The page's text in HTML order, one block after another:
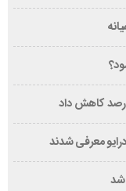
معرفی شدند